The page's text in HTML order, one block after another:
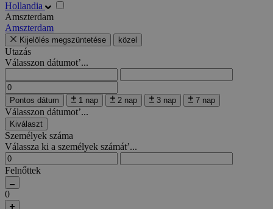
Hollandia
Amszterdam
Amszterdam
Kijelölés megszüntetése közel
Utazás
Válasszon dátumot’...
Pontos dátum 1 nap 2 nap 3 nap 7 nap
Válasszon dátumot’...
Kiválaszt
Személyek száma
Válassza ki a személyek számát’...
Felnőttek
0